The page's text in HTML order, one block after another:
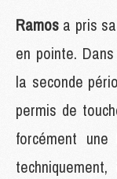
Ramos a pris
en pointe.
la seconde
permis de
forcément